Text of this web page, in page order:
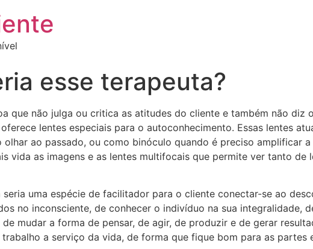
esse terapeuta?
que não julga ou critica as atitudes do cliente e também não diz
lentes especiais para o autoconhecimento. Essas lentes
ao passado, ou como binóculo quando é preciso amplificar
vida as imagens e as lentes multifocais que permite ver tanto
uma espécie de facilitador para o cliente conectar-se ao
no inconsciente, de conhecer o indivíduo na sua integralidade,
mudar a forma de pensar, de agir, de produzir e de gerar
a serviço da vida, de forma que fique bom para as partes